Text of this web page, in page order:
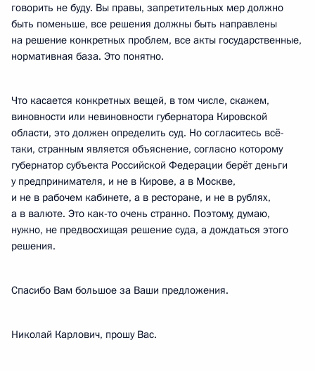
говорить не буду. Вы правы, запретительных мер должно
быть поменьше, все решения должны быть направлены
на решение конкретных проблем, все акты государственные,
нормативная база. Это понятно.
Что касается конкретных вещей, в том числе, скажем,
виновности или невиновности губернатора Кировской
области, это должен определить суд. Но согласитесь всё-
таки, странным является объяснение, согласно которому
губернатор субъекта Российской Федерации берёт деньги
у предпринимателя, и не в Кирове, а в Москве,
и не в рабочем кабинете, а в ресторане, и не в рублях,
а в валюте. Это как-то очень странно. Поэтому, думаю,
нужно, не предвосхищая решение суда, а дождаться этого
решения.
Спасибо Вам большое за Ваши предложения.
Николай Карлович, прошу Вас.